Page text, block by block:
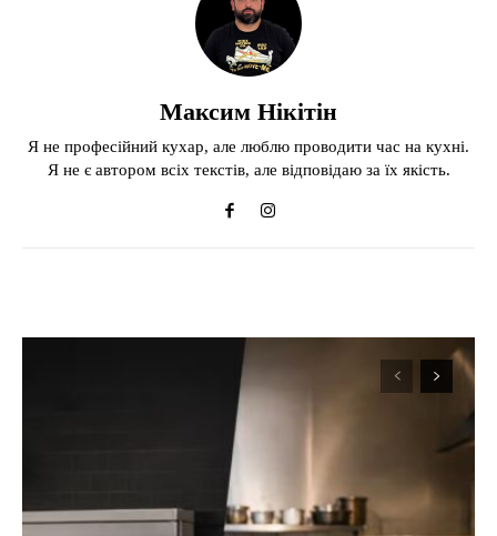
Максим Нікітін
Я не професійний кухар, але люблю проводити час на кухні.
Я не є автором всіх текстів, але відповідаю за їх якість.